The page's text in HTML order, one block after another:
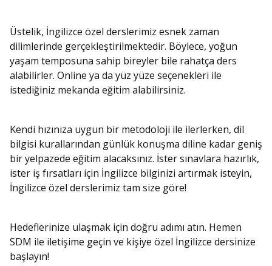
Üstelik, İngilizce özel derslerimiz esnek zaman
dilimlerinde gerçekleştirilmektedir. Böylece, yoğun
yaşam temposuna sahip bireyler bile rahatça ders
alabilirler. Online ya da yüz yüze seçenekleri ile
istediğiniz mekanda eğitim alabilirsiniz.
Kendi hızınıza uygun bir metodoloji ile ilerlerken, dil
bilgisi kurallarından günlük konuşma diline kadar geniş
bir yelpazede eğitim alacaksınız. İster sınavlara hazırlık,
ister iş fırsatları için İngilizce bilginizi artırmak isteyin,
İngilizce özel derslerimiz tam size göre!
Hedeflerinize ulaşmak için doğru adımı atın. Hemen
SDM ile iletişime geçin ve kişiye özel İngilizce dersinize
başlayın!